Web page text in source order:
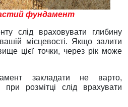
фундамент
слід враховувати глибину
місцевості. Якщо залити
цієї точки, через рік може
закладати не варто,
розмітці слід врахувати